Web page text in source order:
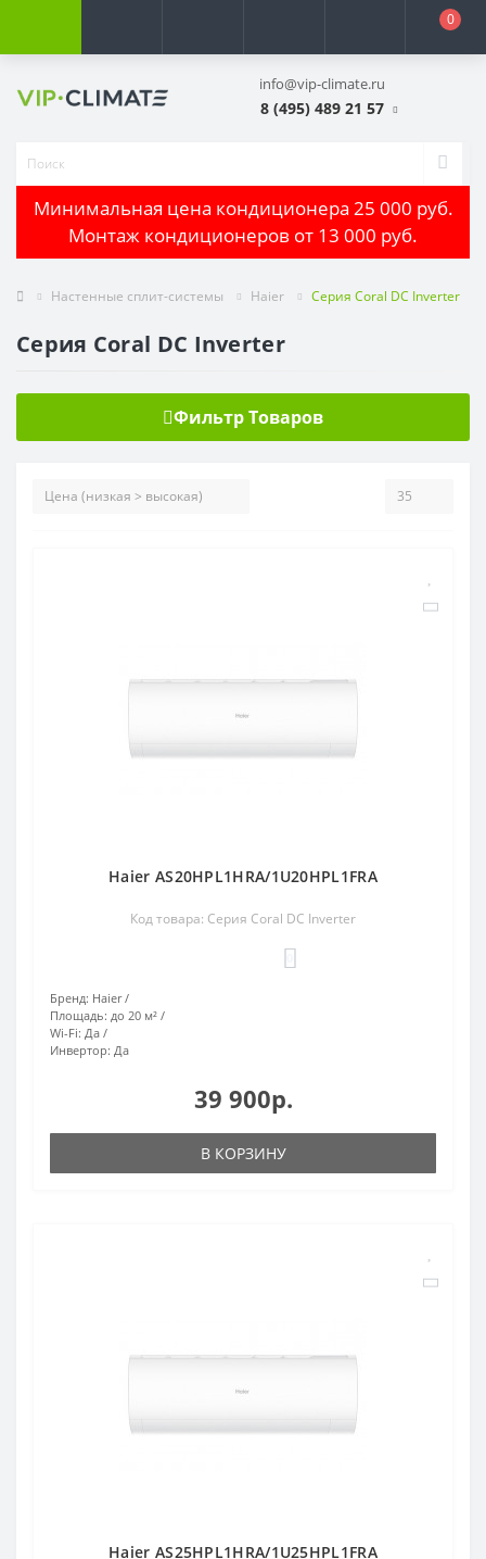
0
info@vip-climate.ru
8 (495) 489 21 57
Минимальная цена кондиционера 25 000 руб.
Монтаж кондиционеров от 13 000 руб.
Настенные сплит-системы Haier Серия Coral DC Inverter
Серия Coral DC Inverter
Фильтр Товаров
Haier AS20HPL1HRA/1U20HPL1FRA
Код товара: Серия Coral DC Inverter
Бренд: Haier
Площадь: до 20 м²
Wi-Fi: Да
Инвертор: Да
39 900р.
В КОРЗИНУ
Haier AS25HPL1HRA/1U25HPL1FRA